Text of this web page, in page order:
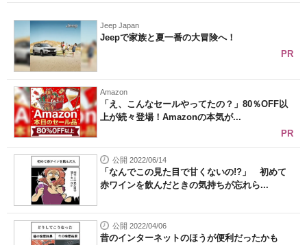
Jeep Japan
Jeepで家族と夏一番の大冒険へ！
PR
Amazon
「え、こんなセールやってたの？」80％OFF以
上が続々登場！Amazonの本気が...
PR
公開 2022/06/14
「なんでこの見た目で甘くないの!?」 初めて
赤ワインを飲んだときの気持ちが忘れら...
公開 2022/04/06
昔のインターネットのほうが便利だったかも